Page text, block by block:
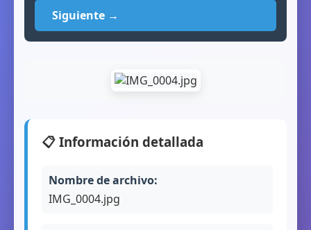
Siguiente →
📋 Información detallada
Nombre de archivo:
IMG_0004.jpg